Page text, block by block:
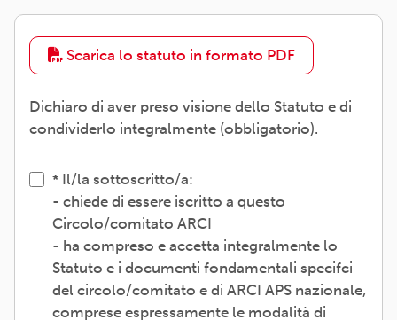
Scarica lo statuto in formato PDF
Dichiaro di aver preso visione dello Statuto e di
condividerlo integralmente (obbligatorio).
Il/la sottoscritto/a:
- chiede di essere iscritto a questo
Circolo/comitato ARCI
- ha compreso e accetta integralmente lo
Statuto e i documenti fondamentali specifci
del circolo/comitato e di ARCI APS nazionale,
comprese espressamente le modalità di